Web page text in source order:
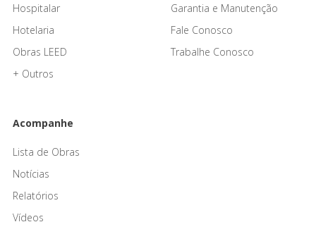
Hospitalar
Hotelaria
Obras LEED
+ Outros
Garantia e Manutenção
Fale Conosco
Trabalhe Conosco
Acompanhe
Lista de Obras
Notícias
Relatórios
Vídeos